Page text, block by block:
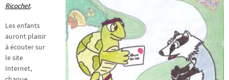
Ricochet.
Les enfants
auront plaisir
à écouter sur
le site
Internet,